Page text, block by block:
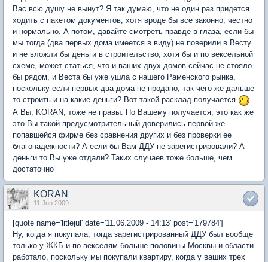
Вас всю душу не вынут? Я так думаю, что не один раз придется
ходить с пакетом документов, хотя вроде бы все законно, честно
и нормально. А потом, давайте смотреть правде в глаза, если бы
мы тогда (два первых дома имеется в виду) не поверили в Весту
и не вложли бы деньги в строительство, хотя бы и по вексельной
схеме, может статься, что и ваших двух домов сейчас не стояло
бы рядом, и Веста бы уже ушла с нашего Раменского рынка,
поскольку если первых два дома не продано, так чего же дальше
то строить и на какие деньги? Вот такой расклад получается
А Вы, KORAN, тоже не правы. По Вашему получается, это как же
это Вы такой предусмотрительный доверились первой же
попавшейся фирме без сравнения других и без проверки ее
благонадежности? А если бы Вам ДДУ не зарегистрировали? А
деньги то Вы уже отдали? Таких случаев тоже больше, чем
достаточно
KORAN
11 Jun 2009
[quote name='litlejul' date='11.06.2009 - 14:13' post='179784']
Ну, когда я покупала, тогда зарегистрированный ДДУ был вообще
только у ЖКБ и по векселям больше половины Москвы и области
работало, поскольку мы покупали квартиру, когда у ваших трех